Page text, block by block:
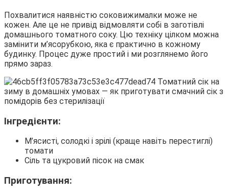
Похвалитися наявністю соковижималки може не
кожен. Але це не привід відмовляти собі в заготівлі
домашнього томатного соку. Цю техніку цілком можна
замінити м’ясорубкою, яка є практично в кожному
будинку. Процес дуже простий і ми розглянемо його
прямо зараз.
Інгредієнти:
М’ясисті, солодкі і зрілі (краще навіть перестиглі)
томати
Сіль та цукровий пісок на смак
Приготування: